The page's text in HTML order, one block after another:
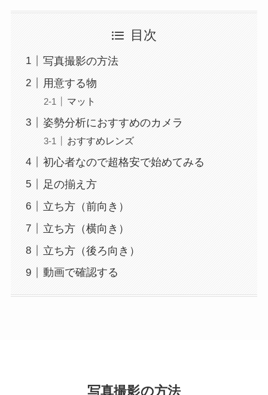
目次
写真撮影の方法
用意する物
マット
姿勢分析におすすめのカメラ
おすすめレンズ
初心者なので超格安で始めてみる
足の揃え方
立ち方（前向き）
立ち方（横向き）
立ち方（後ろ向き）
動画で確認する
写真撮影の方法